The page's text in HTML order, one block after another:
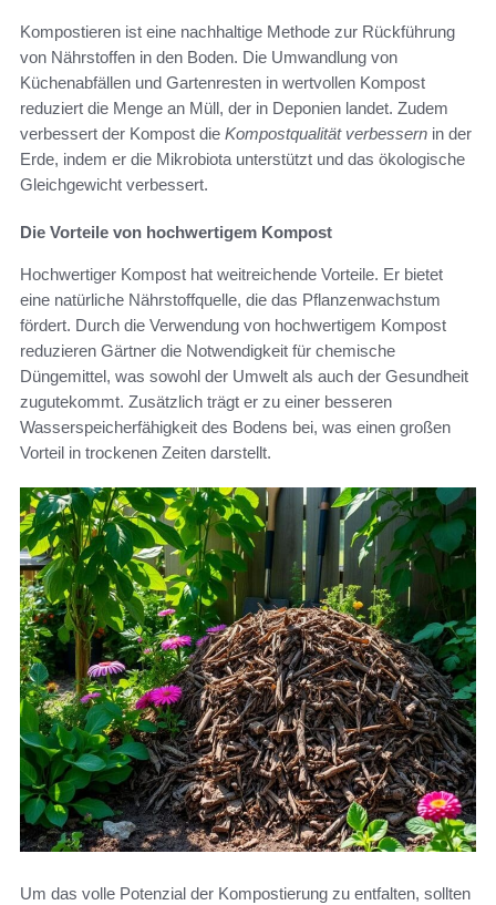
Kompostieren ist eine nachhaltige Methode zur Rückführung
von Nährstoffen in den Boden. Die Umwandlung von
Küchenabfällen und Gartenresten in wertvollen Kompost
reduziert die Menge an Müll, der in Deponien landet. Zudem
verbessert der Kompost die Kompostqualität verbessern in der
Erde, indem er die Mikrobiota unterstützt und das ökologische
Gleichgewicht verbessert.
Die Vorteile von hochwertigem Kompost
Hochwertiger Kompost hat weitreichende Vorteile. Er bietet
eine natürliche Nährstoffquelle, die das Pflanzenwachstum
fördert. Durch die Verwendung von hochwertigem Kompost
reduzieren Gärtner die Notwendigkeit für chemische
Düngemittel, was sowohl der Umwelt als auch der Gesundheit
zugutekommt. Zusätzlich trägt er zu einer besseren
Wasserspeicherfähigkeit des Bodens bei, was einen großen
Vorteil in trockenen Zeiten darstellt.
Um das volle Potenzial der Kompostierung zu entfalten, sollten